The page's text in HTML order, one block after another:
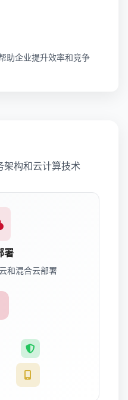
助企业提升效率和竞争
架构和云计算技术
署
和混合云部署